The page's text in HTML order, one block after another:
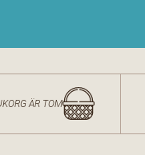
ÄR TOM